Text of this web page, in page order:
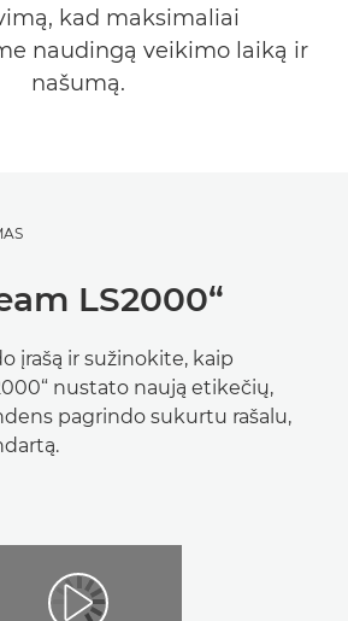
kad maksimaliai
naudingą veikimo laiką ir
našumą.
LS2000“
įrašą ir sužinokite, kaip
nustato naują etikečių,
pagrindo sukurtu rašalu,